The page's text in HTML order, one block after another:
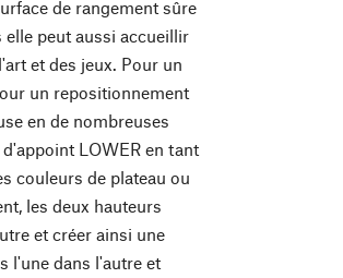
de rangement sûre
elle peut aussi accueillir
et des jeux. Pour un
un repositionnement
en de nombreuses
LOWER en tant
couleurs de plateau ou
les deux hauteurs
et créer ainsi une
l'une dans l'autre et